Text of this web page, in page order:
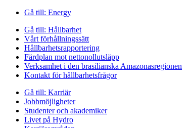
Gå till: Energy
Gå till: Hållbarhet
Vårt förhållningssätt
Hållbarhetsrapportering
Färdplan mot nettonollutsläpp
Verksamhet i den brasilianska Amazonasregionen
Kontakt för hållbarhetsfrågor
Gå till: Karriär
Jobbmöjligheter
Studenter och akademiker
Livet på Hydro